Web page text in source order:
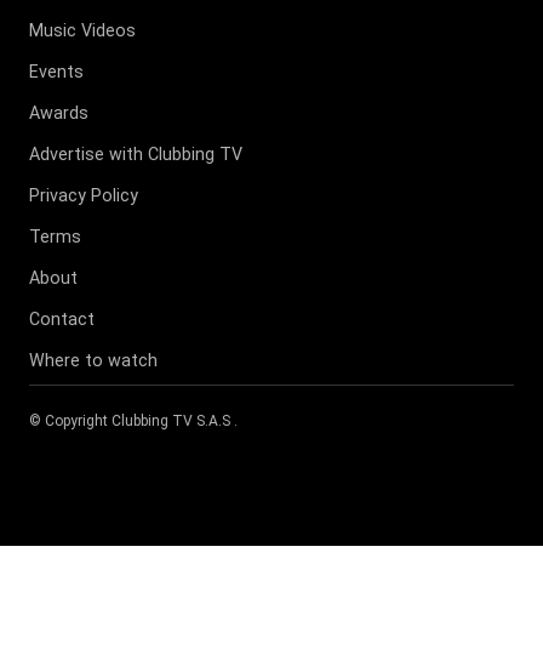
Music Videos
Events
Awards
Advertise with Clubbing TV
Privacy Policy
Terms
About
Contact
Where to watch
© Copyright Clubbing TV S.A.S .